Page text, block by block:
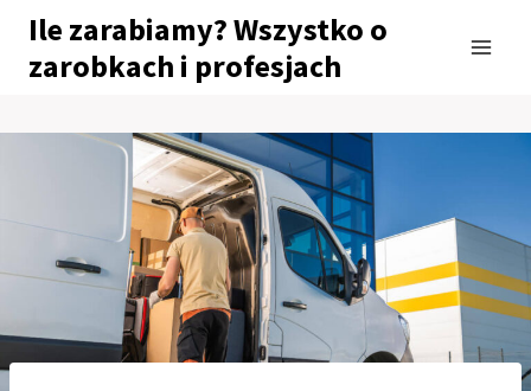
Przejdź
treści
Ile zarabiamy? Wszystko o
zarobkach i profesjach